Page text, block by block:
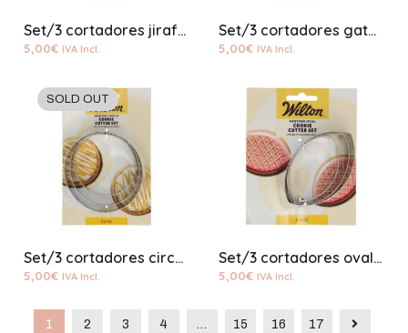
Set/3 cortadores jirafa, tigre, elefante
5,00€ IVA Incl.
Set/3 cortadores gato, perro, caballo
5,00€ IVA Incl.
SOLD OUT
Set/3 cortadores circulo w
5,00€ IVA Incl.
Set/3 cortadores ovalados w
5,00€ IVA Incl.
1 2 3 4 … 15 16 17